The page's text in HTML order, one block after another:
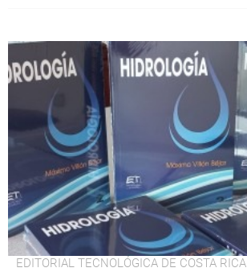
EDITORIAL TECNOLÓGICA DE COSTA RICA